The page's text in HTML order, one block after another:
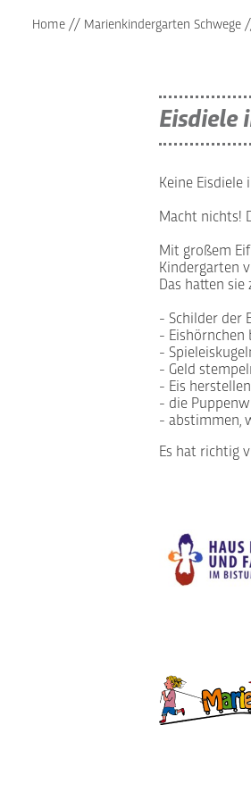
Home// Marienkindergarten Schwege
Eisdiele
Keine Eisdiele
Macht nichts!
Mit großem
Kindergarten
Das hatten sie
- Schilder der
- Eishörnchen
-
- Geld
- Eis herstellen
- die
- abstimmen,
Es hat richtig